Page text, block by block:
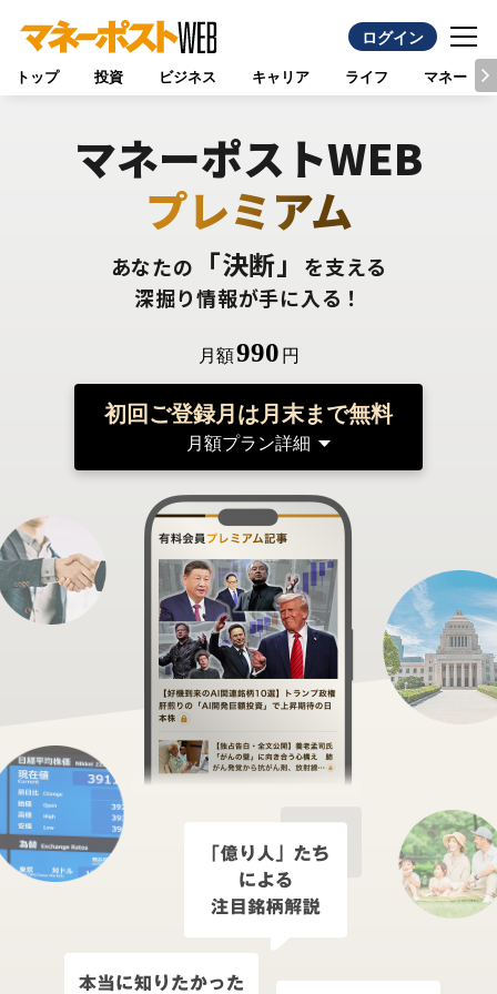
ログイン
トップ 投資 ビジネス キャリア ライフ マネー
マネーポストWEB
プレミアム
あなたの 「決断」
を支える
深掘り情報が手に入る！
月額990 円
初回ご登録月は月末まで無料
月額プラン詳細